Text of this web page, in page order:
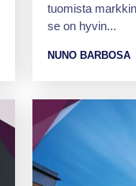
tuomista
se on hyvin...
NUNO BARBOSA